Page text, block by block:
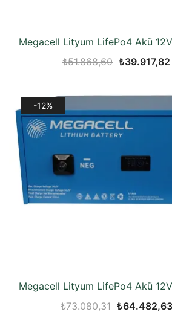
Megacell Lityum LifePo4 Akü
₺51.868,60 Orijinal
₺39.917,82
-12%
Megacell Lityum LifePo4 Akü
₺73.080,31 Orijinal
₺64.482,63